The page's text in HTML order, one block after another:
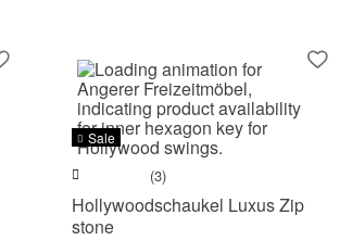
Sale
(3)
Hollywoodschaukel Luxus Zip
stone